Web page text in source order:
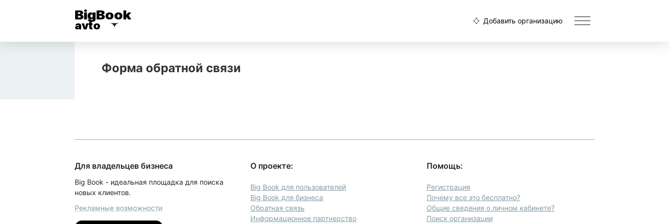
BigBook
avto Добавить организацию
Форма обратной связи
Для владельцев бизнеса
Big Book - идеальная площадка для поиска
новых клиентов.
Рекламные возможности
О проекте:
Big Book для пользователей
Big Book для бизнеса
Обратная связь
Информационное партнерство
Помощь:
Регистрация
Почему все это бесплатно?
Общие сведения о личном кабинете?
Поиск организации